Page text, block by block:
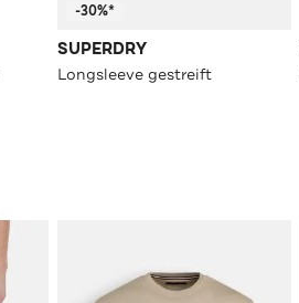
-30%*
SUPERDRY
Longsleeve gestreift